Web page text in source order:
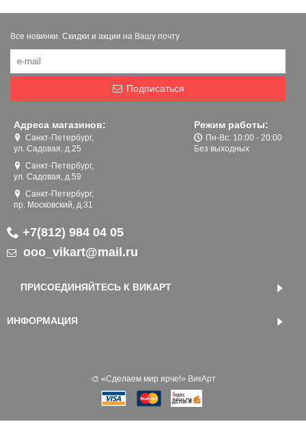
Все новинки. Скидки и акции на Вашу почту
Подписаться
Адреса магазинов:
Санкт-Петербург,
ул. Садовая, д.25
Санкт-Петербург,
ул. Садовая, д.59
Санкт-Петербург,
пр. Московский, д.31
Режим работы:
Пн-Вс: 10:00 - 20:00
Без выходных
+7(812) 984 04 05
ooo_vikart@mail.ru
ПРИСОЕДИНЯЙТЕСЬ К ВИКАРТ
ИНФОРМАЦИЯ
🎨 «‎Сделаем мир ярче!» ВикАрт